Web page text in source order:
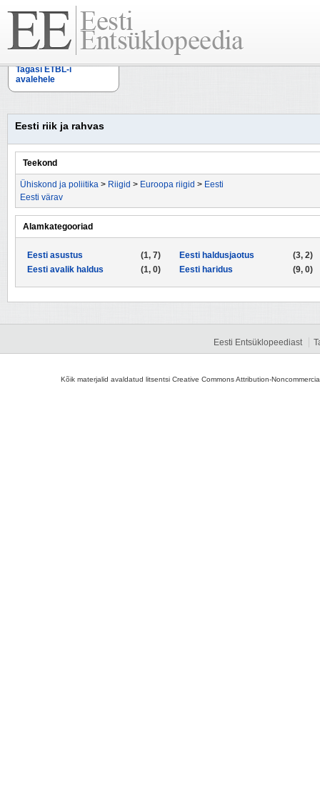
Tagasi ETBL-i
avalehele
Eesti riik ja rahvas
Teekond
Ühiskond ja poliitika > Riigid > Euroopa riigid > Eesti
Eesti värav
Alamkategooriad
(1, 7)
Eesti asustus
(1, 0)
Eesti avalik haldus
(3, 2)
Eesti haldusjaotus
(9, 0)
Eesti haridus
Eesti Entsüklopeediast
Kõik materjalid avaldatud litsentsi Creative Commons Attribution-